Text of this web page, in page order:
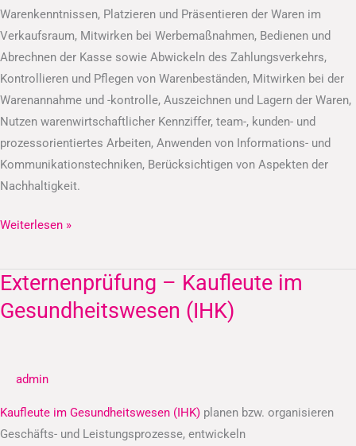
Warenkenntnissen, Platzieren und Präsentieren der Waren im
Verkaufsraum, Mitwirken bei Werbemaßnahmen, Bedienen und
Abrechnen der Kasse sowie Abwickeln des Zahlungsverkehrs,
Kontrollieren und Pflegen von Warenbeständen, Mitwirken bei der
Warenannahme und -kontrolle, Auszeichnen und Lagern der Waren,
Nutzen warenwirtschaftlicher Kennziffer, team-, kunden- und
prozessorientiertes Arbeiten, Anwenden von Informations- und
Kommunikationstechniken, Berücksichtigen von Aspekten der
Nachhaltigkeit.
Weiterlesen »
Externenprüfung – Kaufleute im
Gesundheitswesen (IHK)
admin
Kaufleute im Gesundheitswesen (IHK) planen bzw. organisieren
Geschäfts- und Leistungsprozesse, entwickeln
Externenprüfung
–
Kaufleute
(IHK)